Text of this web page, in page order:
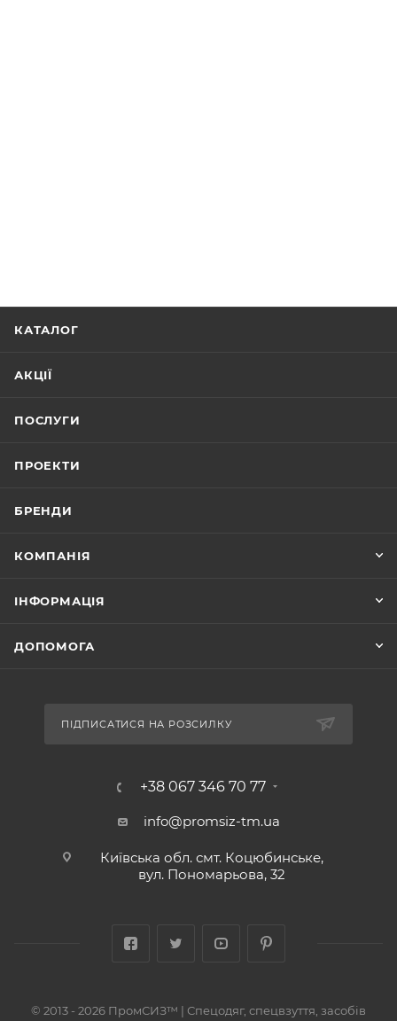
КАТАЛОГ
АКЦІЇ
ПОСЛУГИ
ПРОЕКТИ
БРЕНДИ
КОМПАНІЯ
ІНФОРМАЦІЯ
ДОПОМОГА
ПІДПИСАТИСЯ НА РОЗСИЛКУ
+38 067 346 70 77
info@promsiz-tm.ua
Київська обл. смт. Коцюбинське,
вул. Пономарьова, 32
© 2013 - 2026 ПромСИЗ™ | Спецодяг, спецвзуття, засобів